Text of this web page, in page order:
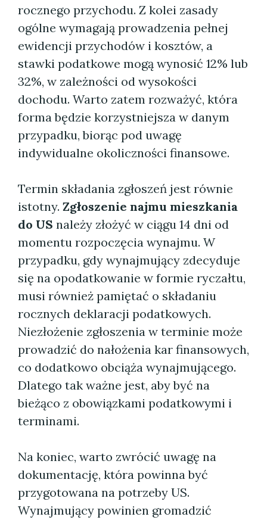
rocznego przychodu. Z kolei zasady
ogólne wymagają prowadzenia pełnej
ewidencji przychodów i kosztów, a
stawki podatkowe mogą wynosić 12% lub
32%, w zależności od wysokości
dochodu. Warto zatem rozważyć, która
forma będzie korzystniejsza w danym
przypadku, biorąc pod uwagę
indywidualne okoliczności finansowe.
Termin składania zgłoszeń jest równie
istotny. Zgłoszenie najmu mieszkania
do US należy złożyć w ciągu 14 dni od
momentu rozpoczęcia wynajmu. W
przypadku, gdy wynajmujący zdecyduje
się na opodatkowanie w formie ryczałtu,
musi również pamiętać o składaniu
rocznych deklaracji podatkowych.
Niezłożenie zgłoszenia w terminie może
prowadzić do nałożenia kar finansowych,
co dodatkowo obciąża wynajmującego.
Dlatego tak ważne jest, aby być na
bieżąco z obowiązkami podatkowymi i
terminami.
Na koniec, warto zwrócić uwagę na
dokumentację, która powinna być
przygotowana na potrzeby US.
Wynajmujący powinien gromadzić